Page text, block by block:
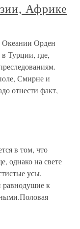
Африке
Орден
Турции, где,
Смирне и
отнести факт,
в том, что
однако на свете
усы,
равнодушие к